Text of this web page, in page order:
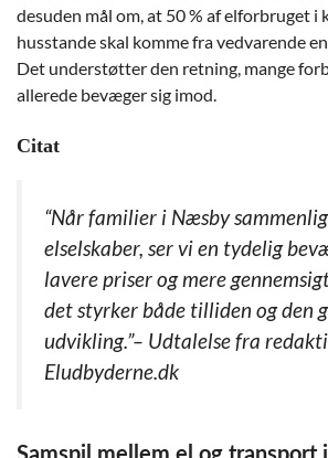
desuden mål om, at 50 % af elforbruget i
husstande skal komme fra vedvarende
Det understøtter den retning, mange
allerede bevæger sig imod.
Citat
“Når familier i Næsby
elselskaber, ser vi en tydelig
lavere priser og mere
det styrker både tilliden og den
udvikling.”– Udtalelse fra
Eludbyderne.dk